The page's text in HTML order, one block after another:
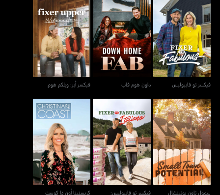
فيكسر تو فابيوليس
فيكسر تو فابيوليس
داون هوم فاب
داون هوم فاب
فيكسر أبر: ويلكم هوم
فيكسر أبر: ويلكم هوم
سمول تاون بوتينشال
سمول تاون بوتينشال
فيكسر تو فابيوليس:
إيطاليانو
فيكسر تو فابيوليس:
كريستينا أون ذا كوست
كريستينا أون ذا كوست